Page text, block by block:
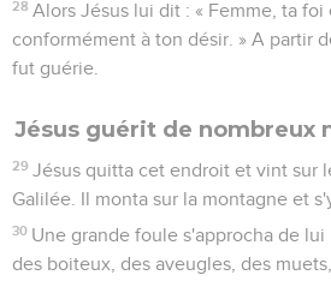
28 Alors Jésus lui dit : « Femme, ta
conformément à ton désir. » A partir
fut guérie.
Jésus guérit de nombreux
29 Jésus quitta cet endroit et vint sur
Galilée. Il monta sur la montagne et
30 Une grande foule s'approcha de lui
des boiteux, des aveugles, des